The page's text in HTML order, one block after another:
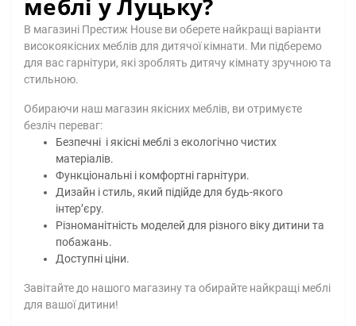
меблі у Луцьку?
В магазині Престиж House ви оберете найкращі варіанти
високоякісних меблів для дитячої кімнати. Ми підберемо
для вас гарнітури, які зроблять дитячу кімнату зручною та
стильною.
Обираючи наш магазин якісних меблів, ви отримуєте
безліч переваг:
Безпечні і якісні меблі з екологічно чистих
матеріалів.
Функціональні і комфортні гарнітури.
Дизайн і стиль, який підійде для будь-якого
інтер’єру.
Різноманітність моделей для різного віку дитини та
побажань.
Доступні ціни.
Завітайте до нашого магазину та обирайте найкращі меблі
для вашої дитини!